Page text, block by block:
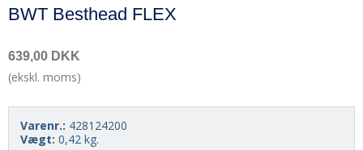
BWT Besthead FLEX
639,00 DKK
(ekskl. moms)
Varenr.: 428124200
Vægt: 0,42 kg.